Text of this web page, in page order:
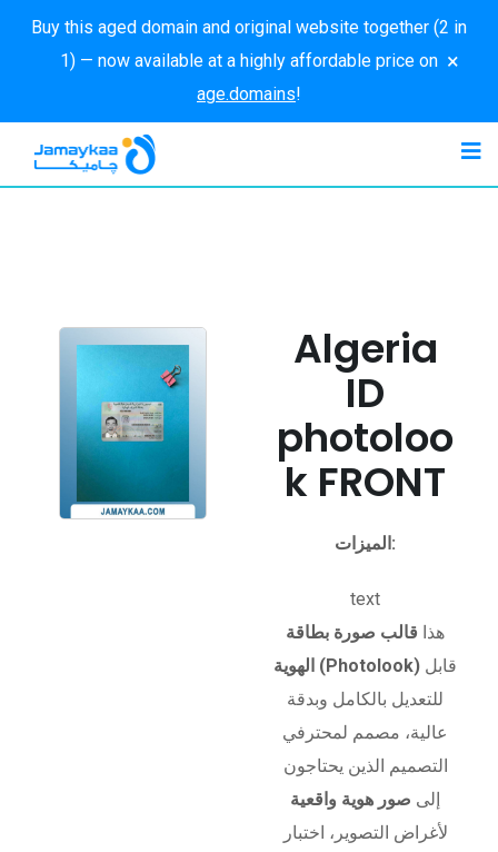
Buy this aged domain and original website together (2 in
1) — now available at a highly affordable price on
age.domains!
×
Algeria
ID
photoloo
k FRONT
الميزات:
text
هذا قالب صورة بطاقة
الهوية (Photolook)
للتعديل بالكامل وبدقة
عالية، مصمم لمحترفي
التصميم الذين يحتاجون
إلى صور هوية واقعية
لأغراض التصوير، اختبار